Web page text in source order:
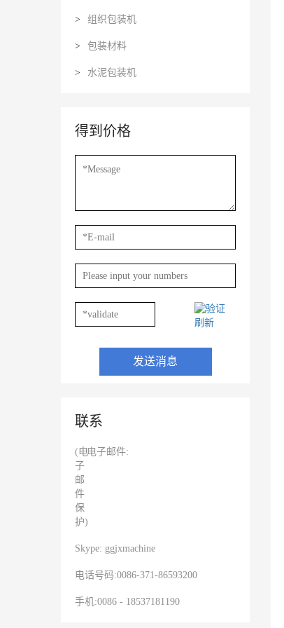
> 组织包装机
> 包装材料
> 水泥包装机
得到价格
刷新
发送消息
联系
电子邮件:
(电
子
邮
件
保
护)
Skype: ggjxmachine
电话号码:0086-371-86593200
手机:0086 - 18537181190